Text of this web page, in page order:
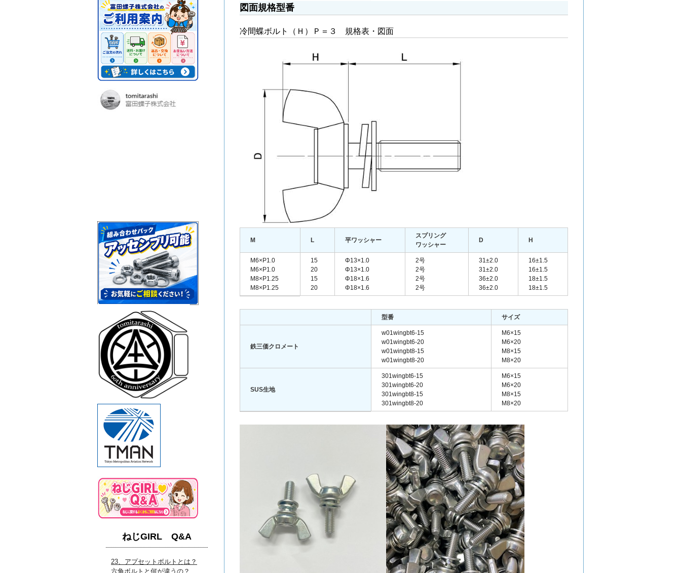
図面規格型番
冷間蝶ボルト（Ｈ）Ｐ＝３ 規格表・図面
M L 平ワッシャー
スプリング
ワッシャー
D H
M6×P1.0
M6×P1.0
M8×P1.25
M8×P1.25
15
20
15
20
Φ13×1.0
Φ13×1.0
Φ18×1.6
Φ18×1.6
2号
2号
2号
2号
31±2.0
31±2.0
36±2.0
36±2.0
16±1.5
16±1.5
18±1.5
18±1.5
型番 サイズ
鉄三価クロメート
w01wingbt6-15
w01wingbt6-20
w01wingbt8-15
w01wingbt8-20
M6×15
M6×20
M8×15
M8×20
SUS生地
301wingbt6-15
301wingbt6-20
301wingbt8-15
301wingbt8-20
M6×15
M6×20
M8×15
M8×20
ねじGIRL Q&A
23、アプセットボルトとは？
六角ボルトと何が違うの？